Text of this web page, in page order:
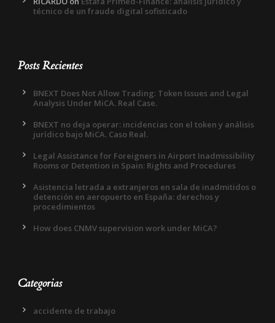
técnico de un fraude digital sofisticado
Posts Recientes
BNEXT Does Not Allow Trading: Token Issues and Legal
Analysis Under MiCA. Real Case.
BNEXT no deja operar: incidencias con el token y análisis
jurídico bajo MiCA. Caso Real.
Legal Assistance for Foreigners in Airport Inadmissibility
Rooms or Detention in Spain: Rights and Procedures
Asistencia letrada a extranjeros en sala de inadmitidos o
detención en aeropuerto en España: derechos y
procedimientos
How does CNMV supervision work under MiCA?
Categorias
accidente de trabajo